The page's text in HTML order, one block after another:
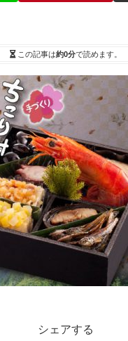
この記事は約0分で読めます。
シェアする